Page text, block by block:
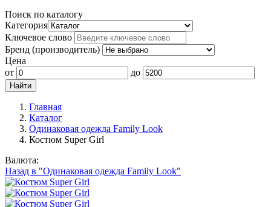
Поиск по каталогу
Категория
Ключевое слово
Бренд (производитель)
Цена
от
до
Главная
Каталог
Одинаковая одежда Family Look
Костюм Super Girl
Валюта:
Назад в "Одинаковая одежда Family Look"